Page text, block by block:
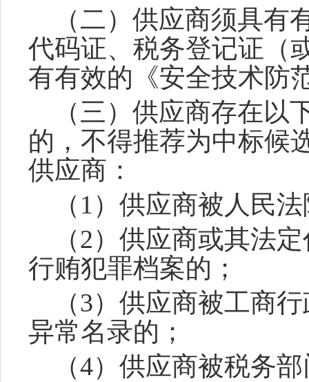
（二）供应商须具
代码证、税务登记证（
有有效的《安全技术防
（三）供应商存在以
的，不得推荐为中标候
供应商：
（ 1）供应商被人民
（2）供应商或其法
行贿犯罪档案的；
（3）供应商被工商
异常名录的；
（4）供应商被税务